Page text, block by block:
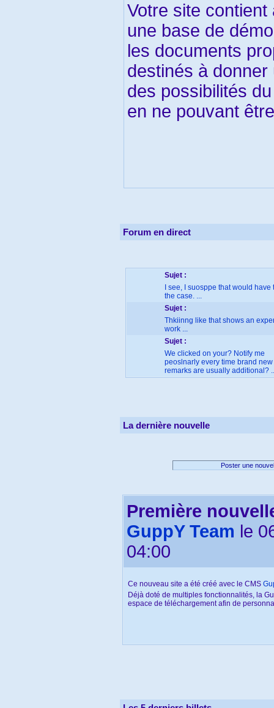
Votre site contient
une base de
les documents
destinés à donner
des possibilités
en ne pouvant
Forum en direct
Sujet :
I see, I suosppe that would have
the case. ...
Sujet :
Thkiinng like that shows an
work ...
Sujet :
We clicked on your? Notify me
peoslnarly every time brand new
remarks are usually additional?
La dernière nouvelle
Poster une
Première
GuppY Team le
04:00
Ce nouveau site a été créé avec le CMS
Déjà doté de multiples fonctionnalités, la
espace de téléchargement afin de
d'équiper votre GuppY et de vous aider à le